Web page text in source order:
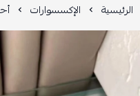
الرئيسية الإكسسوارات